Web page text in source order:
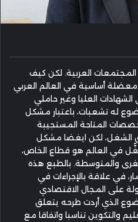
العربية. لكن كيف
معضلة أساسية في العالم العربي
العليا وغير حاملي
له تشعبات، باعتبار مشكل
المتاحة المستجيبة
الشغل، لكن ايغضا مشكل
في العالم هو قطاع الخاص،
والمتوسطة. بالطبع هذه
في علاقة بالإجراءات في
على المجال الاقتصادي
الذي أردت طرحه يتعلق
والتكوين تناسبا واتفاقا مع